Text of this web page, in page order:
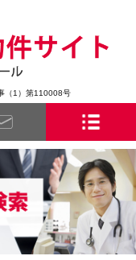
（1）第110008号